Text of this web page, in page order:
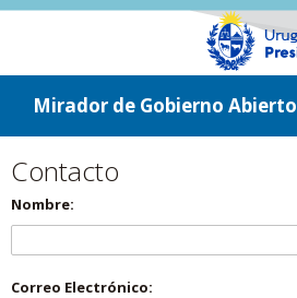
ir a contenido
ir al menú
Mirador de Gobierno Abierto
Contacto
Nombre:
Correo Electrónico: